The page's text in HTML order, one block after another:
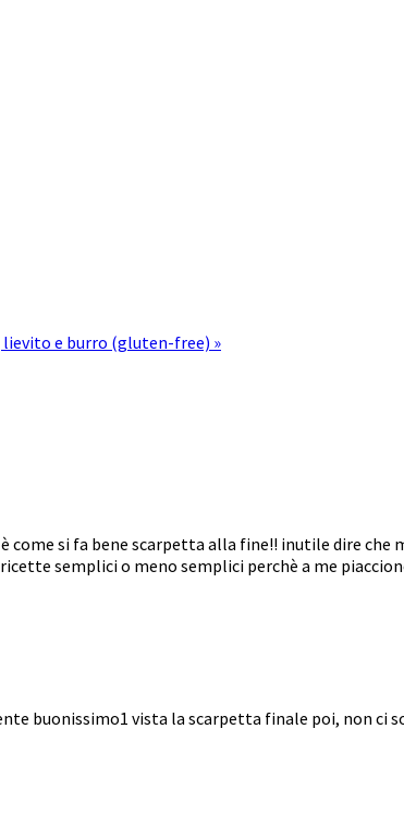
lievito e burro (gluten-free) »
come si fa bene scarpetta alla fine!! inutile dire
semplici o meno semplici perchè a me
buonissimo1 vista la scarpetta finale poi, non ci